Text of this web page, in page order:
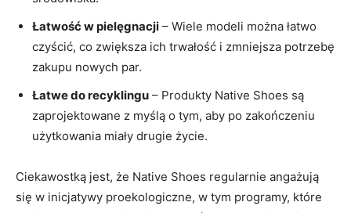
Łatwość w pielęgnacji – Wiele modeli można łatwo
czyścić, co zwiększa ich trwałość i zmniejsza potrzebę
zakupu nowych par.
Łatwe do recyklingu – Produkty Native Shoes są
zaprojektowane z myślą o tym, aby po zakończeniu
użytkowania miały drugie życie.
Ciekawostką jest, że Native Shoes regularnie angażują
się w inicjatywy proekologiczne, w tym programy, które